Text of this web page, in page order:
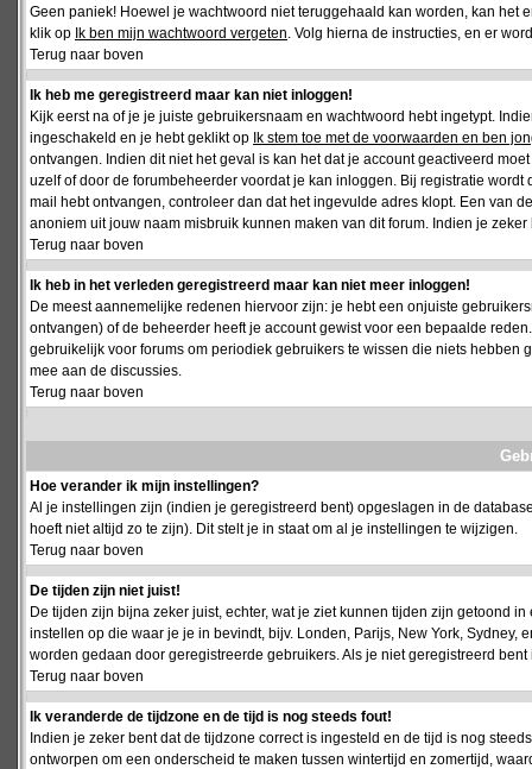
Geen paniek! Hoewel je wachtwoord niet teruggehaald kan worden, kan
klik op Ik ben mijn wachtwoord vergeten. Volg hierna de instructies, en er
Terug naar boven
Ik heb me geregistreerd maar kan niet inloggen!
Kijk eerst na of je je juiste gebruikersnaam en wachtwoord hebt ingetypt.
ingeschakeld en je hebt geklikt op Ik stem toe met de voorwaarden en ben
ontvangen. Indien dit niet het geval is kan het dat je account geactiveerd
uzelf of door de forumbeheerder voordat je kan inloggen. Bij registratie
mail hebt ontvangen, controleer dan dat het ingevulde adres klopt. Een van
anoniem uit jouw naam misbruik kunnen maken van dit forum. Indien je
Terug naar boven
Ik heb in het verleden geregistreerd maar kan niet meer inloggen!
De meest aannemelijke redenen hiervoor zijn: je hebt een onjuiste
ontvangen) of de beheerder heeft je account gewist voor een bepaalde
gebruikelijk voor forums om periodiek gebruikers te wissen die niets
mee aan de discussies.
Terug naar boven
Hoe verander ik mijn instellingen?
Al je instellingen zijn (indien je geregistreerd bent) opgeslagen in de
hoeft niet altijd zo te zijn). Dit stelt je in staat om al je instellingen te wijzigen.
Terug naar boven
De tijden zijn niet juist!
De tijden zijn bijna zeker juist, echter, wat je ziet kunnen tijden zijn getoond
instellen op die waar je je in bevindt, bijv. Londen, Parijs, New York,
worden gedaan door geregistreerde gebruikers. Als je niet geregistreerd
Terug naar boven
Ik veranderde de tijdzone en de tijd is nog steeds fout!
Indien je zeker bent dat de tijdzone correct is ingesteld en de tijd is nog
ontworpen om een onderscheid te maken tussen wintertijd en zomertijd,